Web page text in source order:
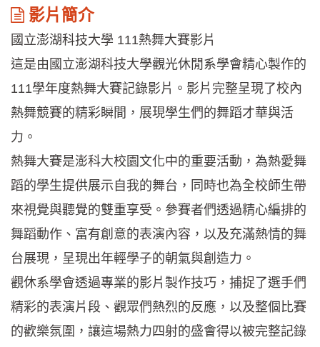
影
片
簡
介
影片簡介
國立澎湖科技大學 111熱舞大賽影片
這是由國立澎湖科技大學觀光休閒系學會精心製作的
111學年度熱舞大賽記錄影片。影片完整呈現了校內
熱舞競賽的精彩瞬間，展現學生們的舞蹈才華與活
力。
熱舞大賽是澎科大校園文化中的重要活動，為熱愛舞
蹈的學生提供展示自我的舞台，同時也為全校師生帶
來視覺與聽覺的雙重享受。參賽者們透過精心編排的
舞蹈動作、富有創意的表演內容，以及充滿熱情的舞
台展現，呈現出年輕學子的朝氣與創造力。
觀休系學會透過專業的影片製作技巧，捕捉了選手們
精彩的表演片段、觀眾們熱烈的反應，以及整個比賽
的歡樂氛圍，讓這場熱力四射的盛會得以被完整記錄